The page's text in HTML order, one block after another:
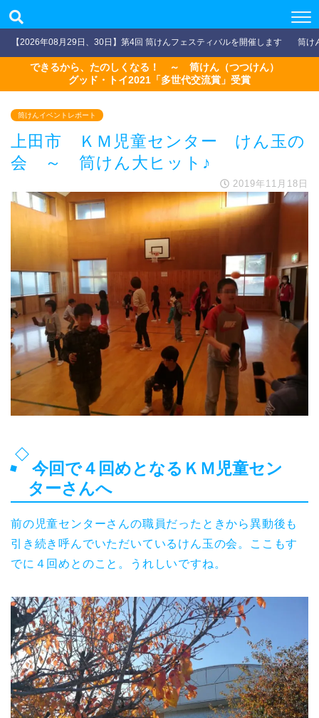
【2026年08月29日、30日】第4回 筒けんフェスティバルを開催します 筒け
できるから、たのしくなる！ ～ 筒けん（つつけん）
グッド・トイ2021「多世代交流賞」受賞
筒けんイベントレポート
上田市 ＫＭ児童センター けん玉の
会 ～ 筒けん大ヒット♪
2019年11月18日
今回で４回めとなるＫＭ児童セン
ターさんへ
前の児童センターさんの職員だったときから異動後も
引き続き呼んでいただいているけん玉の会。ここもす
でに４回めとのこと。うれしいですね。